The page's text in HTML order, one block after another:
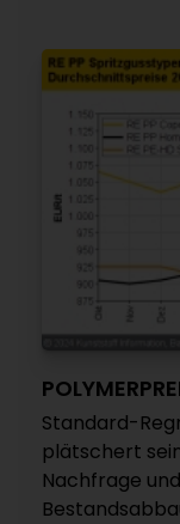
Standard-
plätschert
Nachfrage